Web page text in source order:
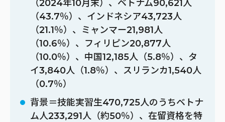
（2024年10月末）、ベトナム90,621人
（43.7％）、インドネシア43,723人
（21.1％）、ミャンマー21,981人
（10.6％）、フィリピン20,877人
（10.0％）、中国12,185人（5.8％）、タ
イ3,840人（1.8％）、スリランカ1,540人
（0.7％）
背景＝技能実習生470,725人のうちベトナ
ム人233,291人（約50％）、在留資格を特